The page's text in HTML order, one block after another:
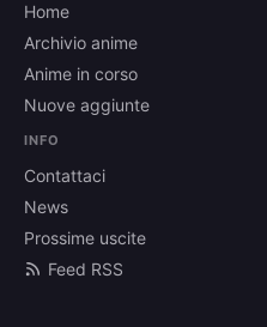
Home
Archivio anime
Anime in corso
Nuove aggiunte
INFO
Contattaci
News
Prossime uscite
Feed RSS